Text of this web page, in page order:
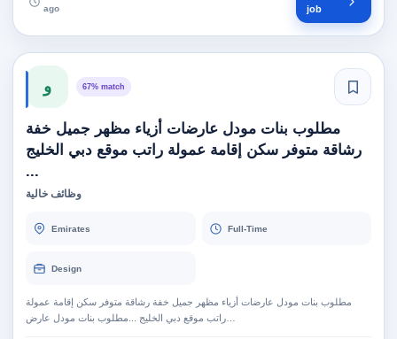
ago
job
و 67% match
مطلوب بنات مودل عارضات أزياء مظهر جميل خفة
رشاقة متوفر سكن إقامة عمولة راتب موقع دبي الخليج
...
وظائف خالية
Emirates Full-Time
Design
مطلوب بنات مودل عارضات أزياء مظهر جميل خفة رشاقة متوفر سكن إقامة عمولة